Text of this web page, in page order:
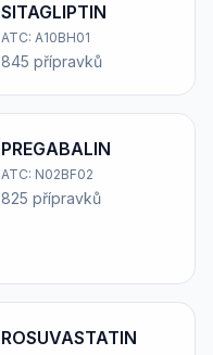
SITAGLIPTIN
ATC: A10BH01
845 přípravků
PREGABALIN
ATC: N02BF02
825 přípravků
ROSUVASTATIN